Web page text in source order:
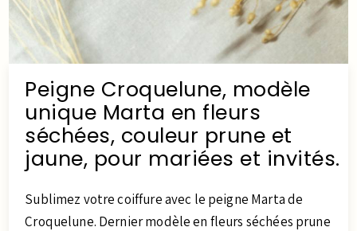
Peigne Croquelune, modèle
unique Marta en fleurs
séchées, couleur prune et
jaune, pour mariées et invités.
Sublimez votre coiffure avec le peigne Marta de
Croquelune. Dernier modèle en fleurs séchées prune